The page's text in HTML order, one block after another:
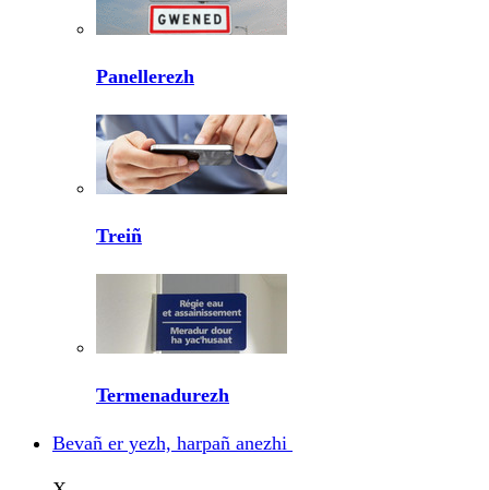
Panellerezh
Treiñ
Termenadurezh
Bevañ er yezh, harpañ anezhi